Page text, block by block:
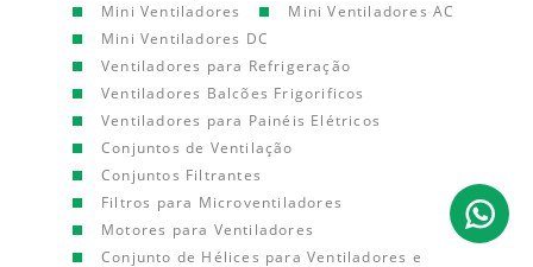
Mini Ventiladores
Mini Ventiladores AC
Mini Ventiladores DC
Ventiladores para Refrigeração
Ventiladores Balcões Frigorificos
Ventiladores para Painéis Elétricos
Conjuntos de Ventilação
Conjuntos Filtrantes
Filtros para Microventiladores
Motores para Ventiladores
Conjunto de Hélices para Ventiladores e